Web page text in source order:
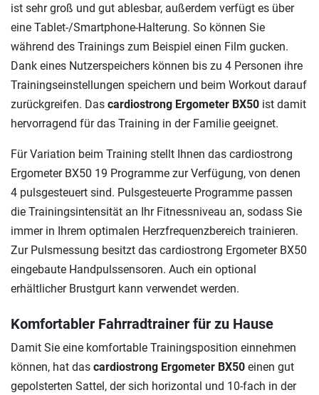
ist sehr groß und gut ablesbar, außerdem verfügt es über
eine Tablet-/Smartphone-Halterung. So können Sie
während des Trainings zum Beispiel einen Film gucken.
Dank eines Nutzerspeichers können bis zu 4 Personen ihre
Trainingseinstellungen speichern und beim Workout darauf
zurückgreifen. Das cardiostrong Ergometer BX50 ist damit
hervorragend für das Training in der Familie geeignet.
Für Variation beim Training stellt Ihnen das cardiostrong
Ergometer BX50 19 Programme zur Verfügung, von denen
4 pulsgesteuert sind. Pulsgesteuerte Programme passen
die Trainingsintensität an Ihr Fitnessniveau an, sodass Sie
immer in Ihrem optimalen Herzfrequenzbereich trainieren.
Zur Pulsmessung besitzt das cardiostrong Ergometer BX50
eingebaute Handpulssensoren. Auch ein optional
erhältlicher Brustgurt kann verwendet werden.
Komfortabler Fahrradtrainer für zu Hause
Damit Sie eine komfortable Trainingsposition einnehmen
können, hat das cardiostrong Ergometer BX50 einen gut
gepolsterten Sattel, der sich horizontal und 10-fach in der